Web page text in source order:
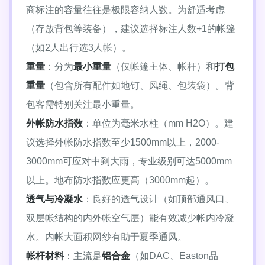
商标注的容量往往是极限容纳人数。为舒适考虑
（存放背包等装备），建议选择标注人数+1的帐篷
（如2人出行选3人帐）。
重量 ：分为最小重量 （仅帐篷主体、帐杆）和打包
重量 （包含所有配件如地钉、风绳、包装袋）。背
包客需特别关注最小重量。
外帐防水指数 ：单位为毫米水柱（mm H2O）。建
议选择外帐防水指数至少1500mm以上，2000-
3000mm可应对中到大雨，专业级别可达5000mm
以上。地布防水指数应更高（3000mm起）。
透气与冷凝水 ：良好的透气设计（如顶部通风口、
双层帐结构的内外帐空气层）能有效减少帐内冷凝
水。内帐大面积网纱有助于夏季通风。
帐杆材料：主流是铝合金 （如DAC、Easton品